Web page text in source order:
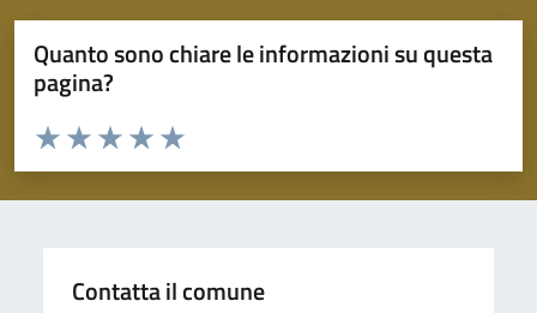
Quanto sono chiare le informazioni su questa
pagina?
Valuta da 1 a 5 stelle la pagina
Valuta 5 stelle su 5
Valuta 4 stelle su 5
Valuta 3 stelle su 5
Valuta 2 stelle su 5
Valuta 1 stelle su 5
Contatta il comune